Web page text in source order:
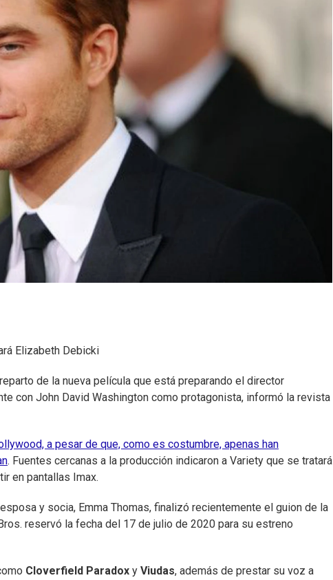
Elizabeth Debicki
de la nueva película que está preparando el director
con John David Washington como protagonista, informó la revista
a pesar de que, como es costumbre, apenas han
. Fuentes cercanas a la producción indicaron a Variety que se tratará
en pantallas Imax.
y socia, Emma Thomas, finalizó recientemente el guion de la
reservó la fecha del 17 de julio de 2020 para su estreno
Cloverfield Paradox y Viudas, además de prestar su voz a